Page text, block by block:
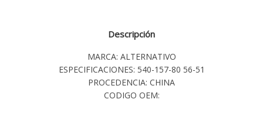
Descripción
MARCA: ALTERNATIVO
ESPECIFICACIONES: 540-157-80 56-51
PROCEDENCIA: CHINA
CODIGO OEM: